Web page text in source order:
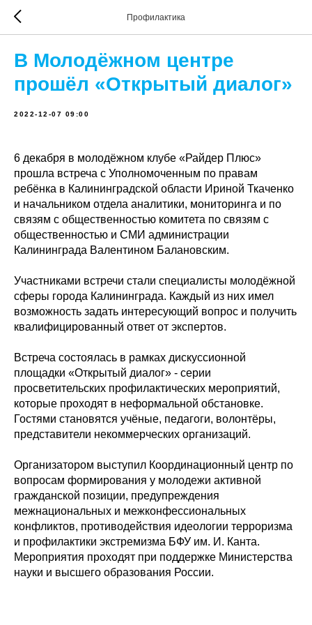
Профилактика
В Молодёжном центре
прошёл «Открытый диалог»
2022-12-07 09:00
6 декабря в молодёжном клубе «Райдер Плюс»
прошла встреча с Уполномоченным по правам
ребёнка в Калининградской области Ириной Ткаченко
и начальником отдела аналитики, мониторинга и по
связям с общественностью комитета по связям с
общественностью и СМИ администрации
Калининграда Валентином Балановским.
Участниками встречи стали специалисты молодёжной
сферы города Калининграда. Каждый из них имел
возможность задать интересующий вопрос и получить
квалифицированный ответ от экспертов.
Встреча состоялась в рамках дискуссионной
площадки «Открытый диалог» - серии
просветительских профилактических мероприятий,
которые проходят в неформальной обстановке.
Гостями становятся учёные, педагоги, волонтёры,
представители некоммерческих организаций.
Организатором выступил Координационный центр по
вопросам формирования у молодежи активной
гражданской позиции, предупреждения
межнациональных и межконфессиональных
конфликтов, противодействия идеологии терроризма
и профилактики экстремизма БФУ им. И. Канта.
Мероприятия проходят при поддержке Министерства
науки и высшего образования России.